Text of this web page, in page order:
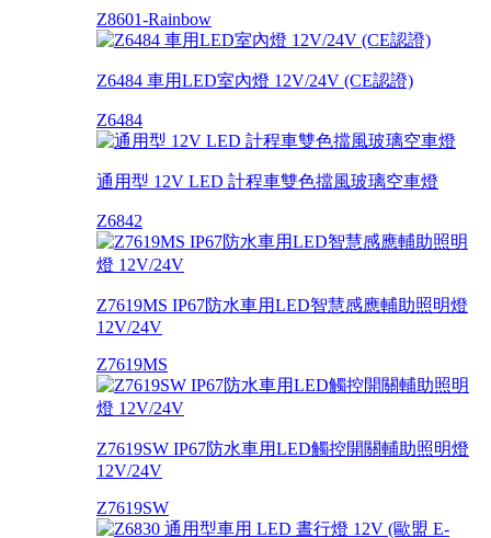
Z8601-Rainbow
Z6484 車用LED室內燈 12V/24V (CE認證)
Z6484
通用型 12V LED 計程車雙色擋風玻璃空車燈
Z6842
Z7619MS IP67防水車用LED智慧感應輔助照明燈
12V/24V
Z7619MS
Z7619SW IP67防水車用LED觸控開關輔助照明燈
12V/24V
Z7619SW